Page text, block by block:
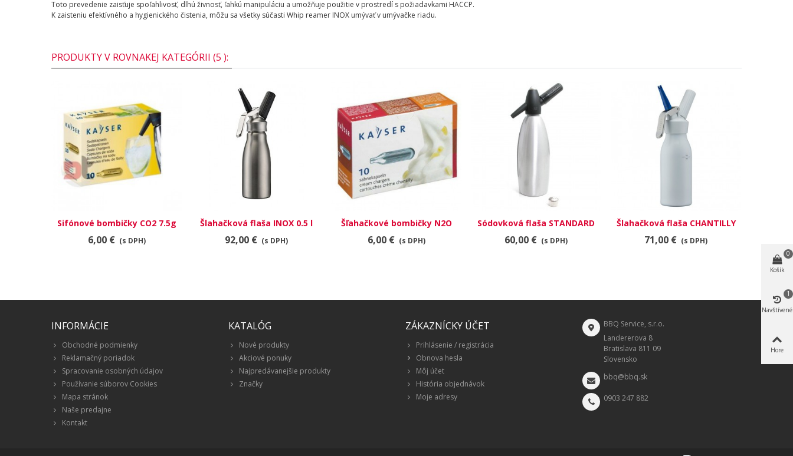
Toto prevedenie zaisťuje spoľahlivosť, dlhú živnosť, ľahkú manipuláciu a umožňuje použitie v prostredí s požiadavkami HACCP.
K zaisteniu efektívného a hygienického čistenia, môžu sa všetky súčasti Whip reamer INOX umývať v umývačke riadu.
PRODUKTY V ROVNAKEJ KATEGÓRII (5 ):
Sifónové bombičky CO2 7.5g
6,00 € (s DPH)
Šlahačková flaša INOX 0.5 l
92,00 € (s DPH)
Šľahačkové bombičky N2O
7.5 g
6,00 € (s DPH)
Sódovková flaša STANDARD
1l
60,00 € (s DPH)
Šlahačková flaša CHANTILLY
0.5l
71,00 € (s DPH)
INFORMÁCIE
Obchodné podmienky
Reklamačný poriadok
Spracovanie osobných údajov
Používanie súborov Cookies
Mapa stránok
Naše predajne
Kontakt
KATALÓG
Nové produkty
Akciové ponuky
Najpredávanejšie produkty
Značky
ZÁKAZNÍCKY ÚČET
Prihlásenie / registrácia
Obnova hesla
Môj účet
História objednávok
Moje adresy
BBQ Service, s.r.o.
Landererova 8
Bratislava 811 09
Slovensko
bbq@bbq.sk
0903 247 882
Košík
0
Navštívené
1
Hore